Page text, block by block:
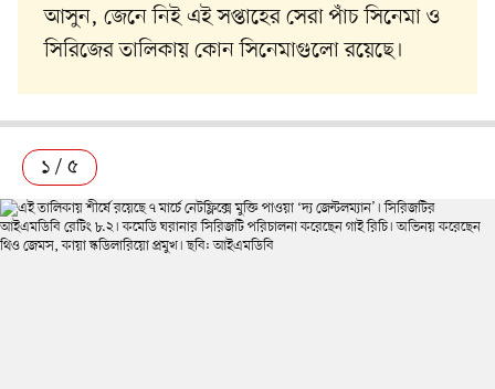
আসুন, জেনে নিই এই সপ্তাহের সেরা পাঁচ সিনেমা ও
সিরিজের তালিকায় কোন সিনেমাগুলো রয়েছে।
১ / ৫